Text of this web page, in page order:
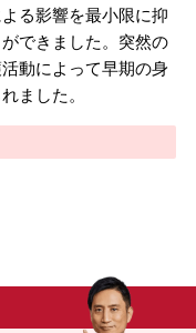
る影響を最小限に抑
できました。突然の
動によって早期の身
ました。